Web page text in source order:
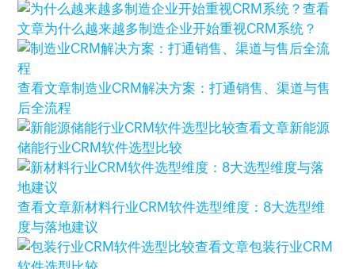
查看
文章为什么越来越多制造企业开始重视CRM系统？
查看文章制造业CRM解决方案：打通销售、渠道与售
后全流程
查看文章新能源
储能行业CRM软件选型比较
查看文章新材料行业CRM软件选型维度：8大选型维
度与落地建议
查看文章包装行业CRM